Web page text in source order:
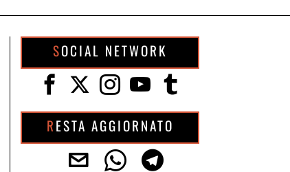
SOCIAL NETWORK
RESTA AGGIORNATO